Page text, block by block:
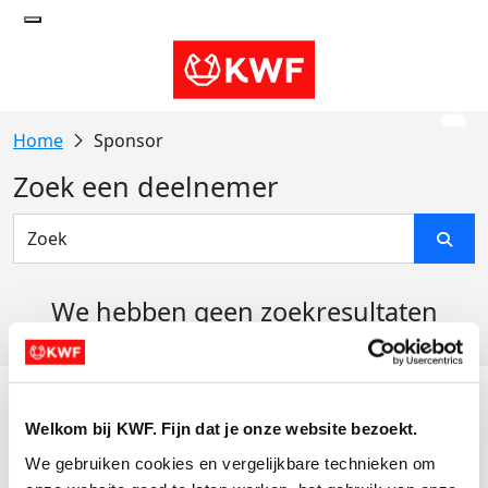
Welkom bij KWF. Fijn dat je onze website bezoekt.
We gebruiken cookies en vergelijkbare technieken om
Sponsor
Zoek een deelnemer
We hebben geen zoekresultaten
Actiematerialen
Evenementen